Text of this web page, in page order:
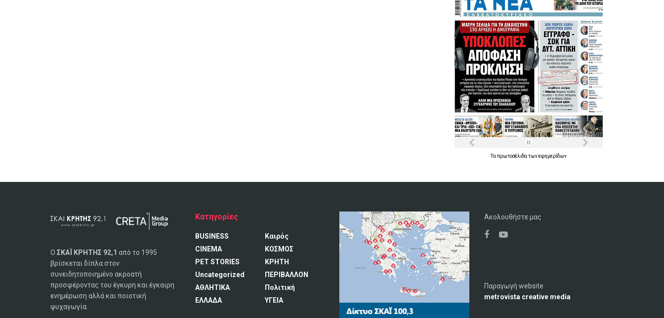
Τα πρωτοσέλιδα τωνεφημερίδων
Ο ΣΚΑΪ ΚΡΗΤΗΣ 92,1 από το 1995
βρίσκεται δίπλα στον
συνειδητοποιημένο ακροατή
προσφέροντας του έγκυρη και έγκαιρη
ενημέρωση αλλά και ποιοτική
ψυχαγωγία.
Κατηγορίες
BUSINESS
CINEMA
PET STORIES
Uncategorized
ΑΘΛΗΤΙΚΑ
ΕΛΛΑΔΑ
Καιρός
ΚΟΣΜΟΣ
ΚΡΗΤΗ
ΠΕΡΙΒΑΛΛΟΝ
Πολιτική
ΥΓΕΙΑ
Ακολουθήστε μας
Παραγωγή website
metrovista creative media